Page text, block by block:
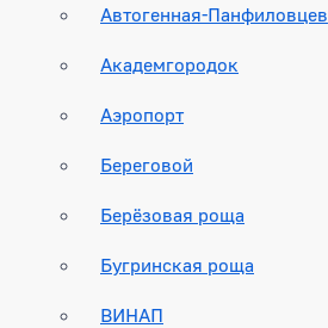
Автогенная-Панфиловцев
Академгородок
Аэропорт
Береговой
Берёзовая роща
Бугринская роща
ВИНАП